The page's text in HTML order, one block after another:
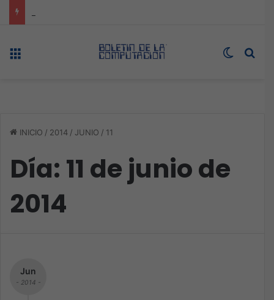
Switch
INICIO / 2014 / JUNIO / 11
Día: 11 de junio de
2014
Jun
- 2014 -